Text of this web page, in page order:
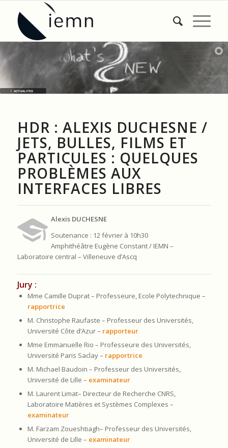
ACTUALITES
HDR : ALEXIS DUCHESNE /
JETS, BULLES, FILMS ET
PARTICULES : QUELQUES
PROBLÈMES AUX
INTERFACES LIBRES
Alexis DUCHESNE
Soutenance : 12 février à 10h30
Amphithéâtre Eugène Constant / IEMN –
Laboratoire central – Villeneuve d’Ascq
Jury :
Mme Camille Duprat – Professeure, Ecole Polytechnique –
rapportrice
M. Christophe Raufaste – Professeur des Universités,
Université Côte d’Azur – rapporteur
Mme Emmanuelle Rio – Professeure des Universités,
Université Paris Saclay – rapportrice
M. Michael Baudoin – Professeur des Universités,
Université de Lille – examinateur
M. Laurent Limat– Directeur de Recherche CNRS,
Laboratoire Matières et Systèmes Complexes –
examinateur
M. Farzam Zoueshtiagh– Professeur des Universités,
Université de Lille – examinateur